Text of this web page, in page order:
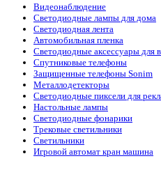
Видеонаблюдение
Светодиодные лампы для дома
Светодиодная лента
Автомобильная пленка
Светодиодные аксессуары для
Спутниковые телефоны
Защищенные телефоны Sonim
Металлодетекторы
Светодиодные пиксели для
Настольные лампы
Светодиодные фонарики
Трековые светильники
Светильники
Игровой автомат кран машина